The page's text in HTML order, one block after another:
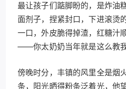
最让孩子们踮脚盼的，是炸油
面剂子，捏紧封口，下进滚烫
一口，外皮脆得掉渣，红糖汁
——你太奶奶当年就是这么教
傍晚时分，丰镇的风里全是烟
条，阳光晒得粉条泛着光，他